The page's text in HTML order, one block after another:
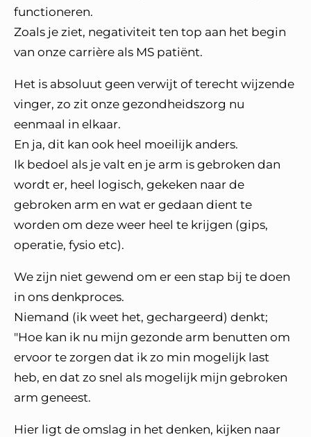
functioneren.
Zoals je ziet, negativiteit ten top aan het begin
van onze carrière als MS patiënt.
Het is absoluut geen verwijt of terecht wijzende
vinger, zo zit onze gezondheidszorg nu
eenmaal in elkaar.
En ja, dit kan ook heel moeilijk anders.
Ik bedoel als je valt en je arm is gebroken dan
wordt er, heel logisch, gekeken naar de
gebroken arm en wat er gedaan dient te
worden om deze weer heel te krijgen (gips,
operatie, fysio etc).
We zijn niet gewend om er een stap bij te doen
in ons denkproces.
Niemand (ik weet het, gechargeerd) denkt;
"Hoe kan ik nu mijn gezonde arm benutten om
ervoor te zorgen dat ik zo min mogelijk last
heb, en dat zo snel als mogelijk mijn gebroken
arm geneest.
Hier ligt de omslag in het denken, kijken naar